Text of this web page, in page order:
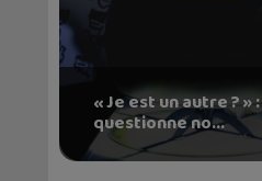
« Je est un autre ? »
questionne no...